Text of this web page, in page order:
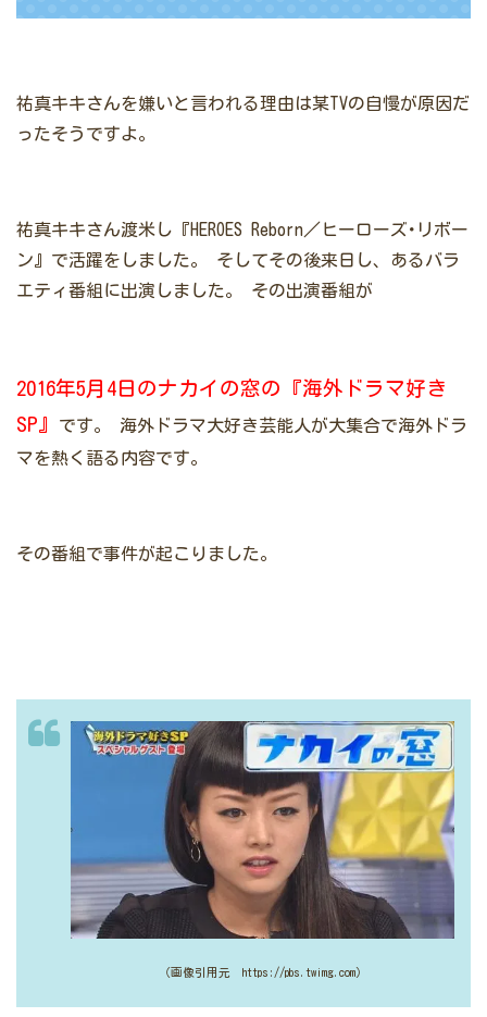
祐真キキさんを嫌いと言われる理由は某TVの自慢が原因だ
ったそうですよ。
祐真キキさん渡米し『HEROES Reborn／ヒーローズ･リボー
ン』で活躍をしました。
そしてその後来日し、あるバラ
エティ番組に出演しました。
その出演番組が
2016年5月4日のナカイの窓の『海外ドラマ好き
SP』
です。
海外ドラマ大好き芸能人が大集合で海外ドラ
マを熱く語る内容です。
その番組で事件が起こりました。
（画像引用元 https://pbs.twimg.com）